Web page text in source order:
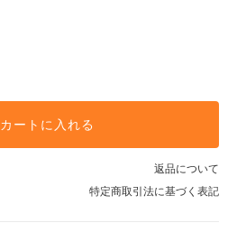
カートに入れる
返品について
特定商取引法に基づく表記